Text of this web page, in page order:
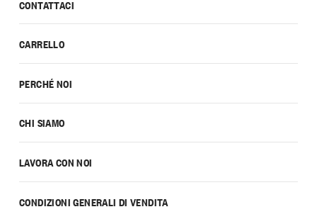
CONTATTACI
CARRELLO
PERCHÉ NOI
CHI SIAMO
LAVORA CON NOI
CONDIZIONI GENERALI DI VENDITA